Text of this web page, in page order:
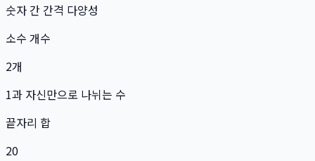
숫자 간 간격 다양성
소수 개수
2개
1과 자신만으로 나뉘는 수
끝자리 합
20